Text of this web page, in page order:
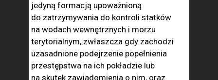
jedyną formacją upoważnioną
do zatrzymywania do kontroli statków
na wodach wewnętrznych i morzu
terytorialnym, zwłaszcza gdy zachodzi
uzasadnione podejrzenie popełnienia
przestępstwa na ich pokładzie lub
na skutek zawiadomienia o nim, oraz